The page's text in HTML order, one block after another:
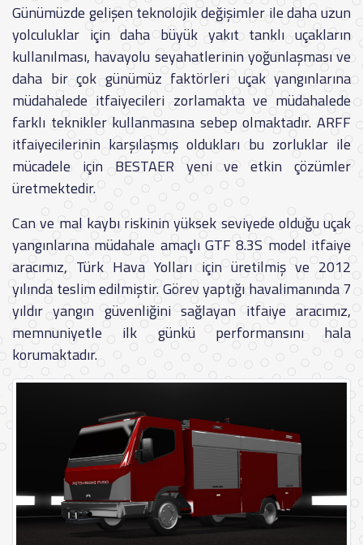
Günümüzde gelişen teknolojik değişimler ile daha uzun
yolculuklar için daha büyük yakıt tanklı uçakların
kullanılması, havayolu seyahatlerinin yoğunlaşması ve
daha bir çok günümüz faktörleri uçak yangınlarına
müdahalede itfaiyecileri zorlamakta ve müdahalede
farklı teknikler kullanmasına sebep olmaktadır. ARFF
itfaiyecilerinin karşılaşmış oldukları bu zorluklar ile
mücadele için BESTAER yeni ve etkin çözümler
üretmektedir.
Can ve mal kaybı riskinin yüksek seviyede olduğu uçak
yangınlarına müdahale amaçlı GTF 8.3S model itfaiye
aracımız, Türk Hava Yolları için üretilmiş ve 2012
yılında teslim edilmiştir. Görev yaptığı havalimanında 7
yıldır yangın güvenliğini sağlayan itfaiye aracımız,
memnuniyetle ilk günkü performansını hala
korumaktadır.